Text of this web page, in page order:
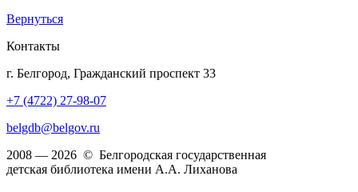
Вернуться
Контакты
г. Белгород, Гражданский проспект 33
+7 (4722) 27-98-07
belgdb@belgov.ru
2008 — 2026 © Белгородская государственная
детская библиотека имени А.А. Лиханова